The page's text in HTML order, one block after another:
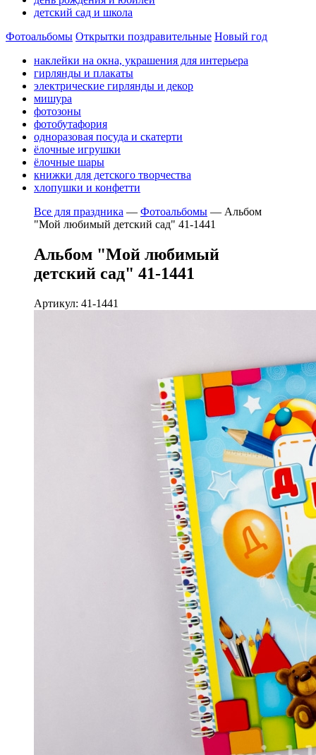
детский сад и школа
Фотоальбомы Открытки поздравительные Новый год
наклейки на окна, украшения для интерьера
гирлянды и плакаты
электрические гирлянды и декор
мишура
фотозоны
фотобутафория
одноразовая посуда и скатерти
ёлочные игрушки
ёлочные шары
книжки для детского творчества
хлопушки и конфетти
Все для праздника — Фотоальбомы — Альбом
"Мой любимый детский сад" 41-1441
Альбом "Мой любимый
детский сад" 41-1441
Артикул: 41-1441